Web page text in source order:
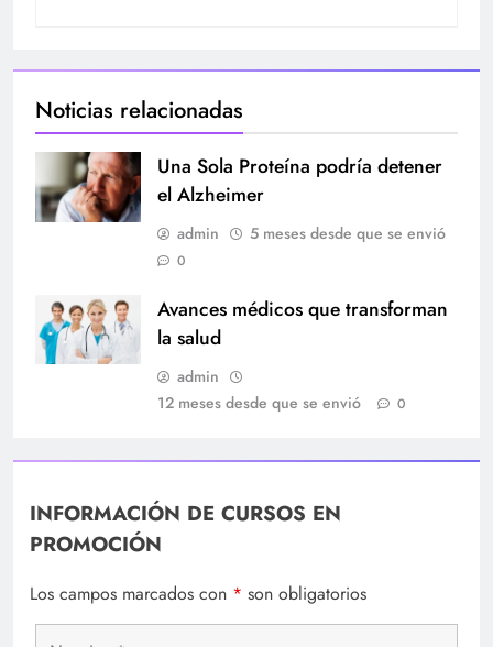
Noticias relacionadas
Una Sola Proteína podría detener
el Alzheimer
admin 5 meses desde que se envió
0
Avances médicos que transforman
la salud
admin
12 meses desde que se envió
0
INFORMACIÓN DE CURSOS EN
PROMOCIÓN
Los campos marcados con * son obligatorios